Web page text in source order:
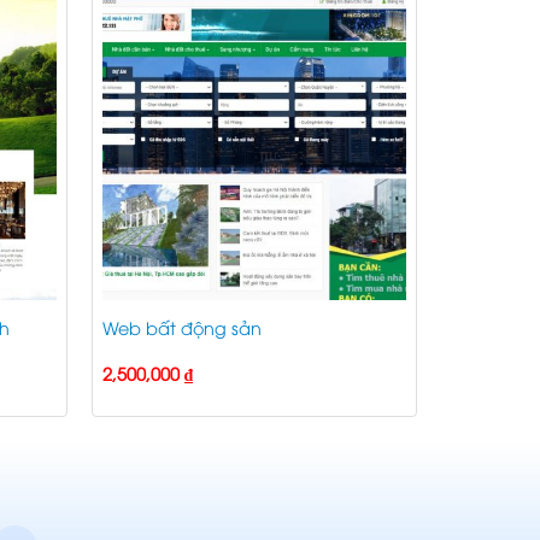
Web bất động sản
2,500,000₫